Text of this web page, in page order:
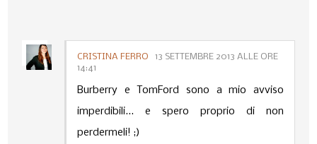
CRISTINA FERRO
13 SETTEMBRE 2013 ALLE ORE
14:41
Burberry e TomFord sono a mio avviso
imperdibili... e spero proprio di non
perdermeli! ;)